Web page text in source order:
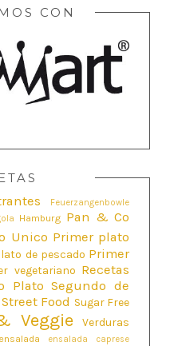
CON
Feuerzangenbowle
Hamburg Pan & Co
Unico Primer plato
de pescado Primer
vegetariano Recetas
Plato Segundo de
Street Food Sugar Free
Veggie Verduras
ensalada
ensalada caprese